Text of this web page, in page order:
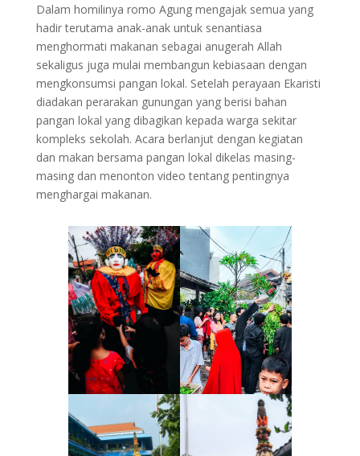
Dalam homilinya romo Agung mengajak semua yang
hadir terutama anak-anak untuk senantiasa
menghormati makanan sebagai anugerah Allah
sekaligus juga mulai membangun kebiasaan dengan
mengkonsumsi pangan lokal. Setelah perayaan Ekaristi
diadakan perarakan gunungan yang berisi bahan
pangan lokal yang dibagikan kepada warga sekitar
kompleks sekolah. Acara berlanjut dengan kegiatan
dan makan bersama pangan lokal dikelas masing-
masing dan menonton video tentang pentingnya
menghargai makanan.